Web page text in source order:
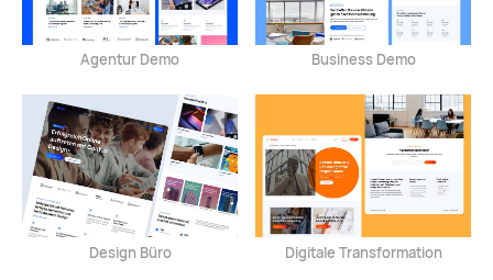
Agentur Demo Business Demo
Design Büro Digitale Transformation